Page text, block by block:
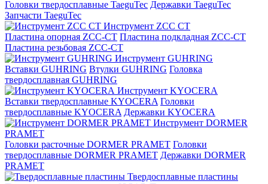
Головки твердосплавные TaeguTec Державки TaeguTec
Запчасти TaeguTec
Инструмент ZCС CT
Пластина опорная ZCC-CT Пластина подкладная ZCC-CT
Пластина резьбовая ZCC-CT
Инструмент GUHRING
Вставки GUHRING Втулки GUHRING Головка
твердосплавная GUHRING
Инструмент KYOCERA
Вставки твердосплавные KYOCERA Головки
твердосплавные KYOCERA Державки KYOCERA
Инструмент DORMER
PRAMET
Головки расточные DORMER PRAMET Головки
твердосплавные DORMER PRAMET Державки DORMER
PRAMET
Твердосплавные пластины